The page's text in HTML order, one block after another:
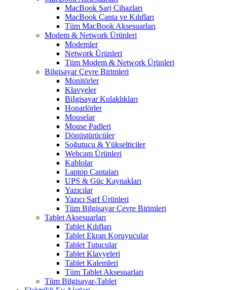
MacBook Şarj Cihazları
MacBook Çanta ve Kılıfları
Tüm MacBook Aksesuarları
Modem & Network Ürünleri
Modemler
Network Ürünleri
Tüm Modem & Network Ürünleri
Bilgisayar Çevre Birimleri
Monitörler
Klavyeler
BiIgisayar Kulaklıkları
Hoparlörler
Mouselar
Mouse Padleri
Dönüştürücüler
Soğutucu & Yükselticiler
Webcam Ürünleri
Kablolar
Laptop Çantaları
UPS & Güç Kaynakları
Yazıcılar
Yazıcı Sarf Ürünleri
Tüm Bilgisayar Çevre Birimleri
Tablet Aksesuarları
Tablet Kılıfları
Tablet Ekran Koruyucular
Tablet Tutucular
Tablet Klavyeleri
Tablet Kalemleri
Tüm Tablet Aksesuarları
Tüm Bilgisayar-Tablet